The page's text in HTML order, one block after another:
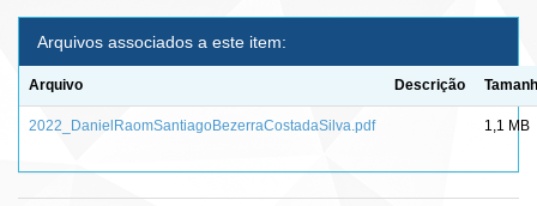
Arquivos associados a este item:
Arquivo Descrição
2022_DanielRaomSantiagoBezerraCostadaSilva.pdf 1,1 MB